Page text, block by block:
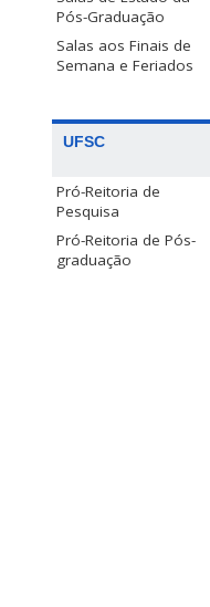
Pós-Graduação
Salas aos Finais de
Semana e Feriados
UFSC
Pró-Reitoria de
Pesquisa
Pró-Reitoria de Pós-
graduação